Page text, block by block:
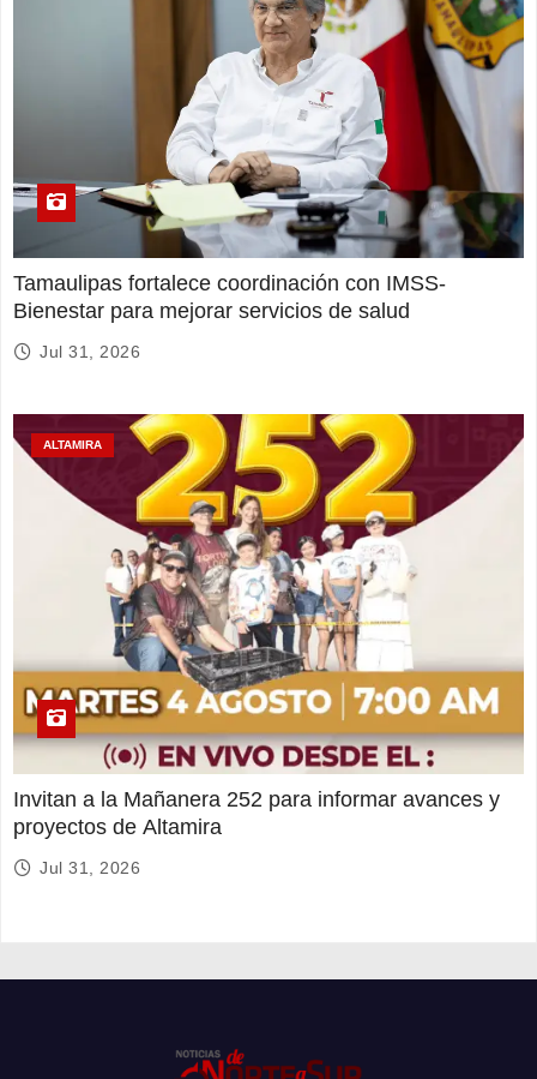
Tamaulipas fortalece coordinación con IMSS-
Bienestar para mejorar servicios de salud
Jul 31, 2026
ALTAMIRA
Invitan a la Mañanera 252 para informar avances y
proyectos de Altamira
Jul 31, 2026